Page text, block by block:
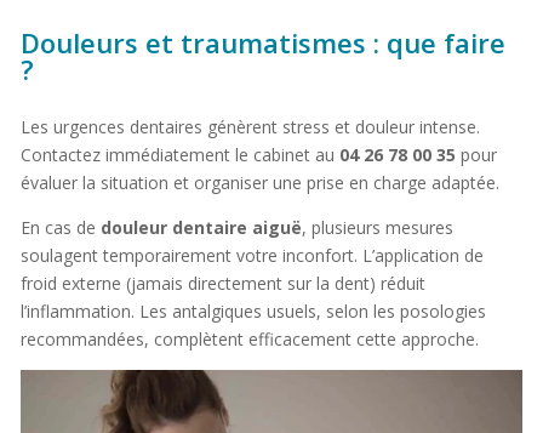
Douleurs et traumatismes : que faire
?
Les urgences dentaires génèrent stress et douleur intense.
Contactez immédiatement le cabinet au 04 26 78 00 35 pour
évaluer la situation et organiser une prise en charge adaptée.
En cas de douleur dentaire aiguë, plusieurs mesures
soulagent temporairement votre inconfort. L’application de
froid externe (jamais directement sur la dent) réduit
l’inflammation. Les antalgiques usuels, selon les posologies
recommandées, complètent efficacement cette approche.